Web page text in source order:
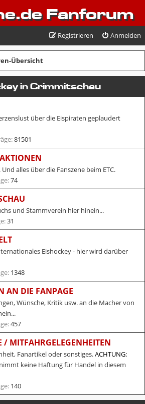
Fanforum
Anmelden
Registrieren
Übersicht
in Crimmitschau
über die Eispiraten geplaudert
81501
alles über die Fanszene beim ETC.
74
und Stammverein hier hinein...
31
Eishockey - hier wird darüber
1348
AN DIE FANPAGE
Wünsche, Kritik usw. an die Macher von
457
/ MITFAHRGELEGENHEITEN
Fanartikel oder sonstiges.ACHTUNG:
keine Haftung für Handel in diesem
140